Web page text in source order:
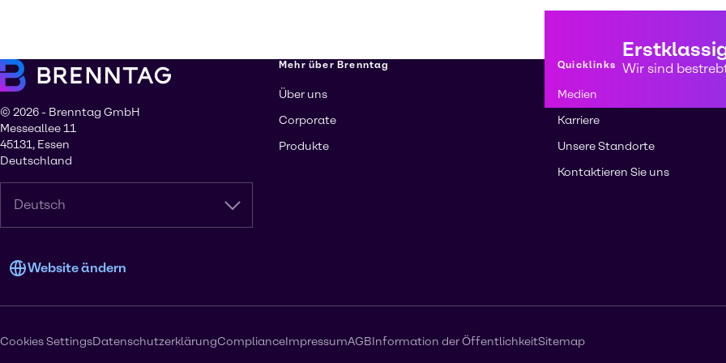
Wir sind
© 2026 - Brenntag GmbH
Messeallee 11
45131, Essen
Deutschland
Deutsch
Website ändern
Mehr über Brenntag
Über uns
Corporate
Produkte
Quicklinks
Medien
Karriere
Unsere Standorte
Kontaktieren Sie uns
Cookies SettingsDatenschutzerklärungComplianceImpressumAGBInformation der ÖffentlichkeitSitemap